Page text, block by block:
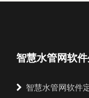
智慧水管网软
智慧水管网软件